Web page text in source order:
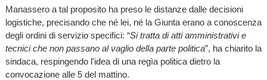
Manassero a tal proposito ha preso le distanze dalle decisioni
logistiche, precisando che né lei, né la Giunta erano a conoscenza
degli ordini di servizio specifici: “Si tratta di atti amministrativi e
tecnici che non passano al vaglio della parte politica”, ha chiarito la
sindaca, respingendo l'idea di una regìa politica dietro la
convocazione alle 5 del mattino.